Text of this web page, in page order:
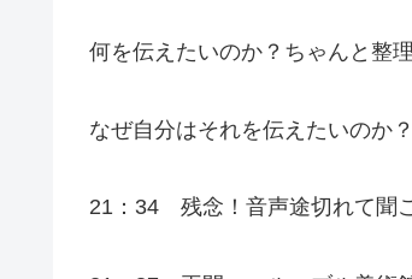
何を伝えたいのか？ちゃんと整
なぜ自分はそれを伝えたいのか
21：34 残念！音声途切れて聞